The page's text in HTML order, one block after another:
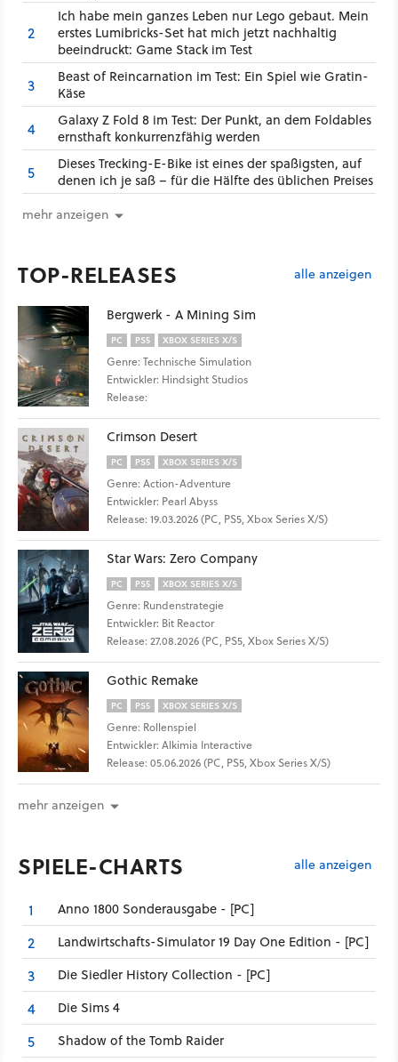
2
Ich habe mein ganzes Leben nur Lego gebaut. Mein
erstes Lumibricks-Set hat mich jetzt nachhaltig
beeindruckt: Game Stack im Test
3
Beast of Reincarnation im Test: Ein Spiel wie Gratin-
Käse
4
Galaxy Z Fold 8 im Test: Der Punkt, an dem Foldables
ernsthaft konkurrenzfähig werden
5
Dieses Trecking-E-Bike ist eines der spaßigsten, auf
denen ich je saß – für die Hälfte des üblichen Preises
mehr anzeigen
TOP-RELEASES alle anzeigen
Bergwerk - A Mining Sim
PC PS5 XBOX SERIES X/S
Genre: Technische Simulation
Entwickler: Hindsight Studios
Release:
Crimson Desert
PC PS5 XBOX SERIES X/S
Genre: Action-Adventure
Entwickler: Pearl Abyss
Release: 19.03.2026 (PC, PS5, Xbox Series X/S)
Star Wars: Zero Company
PC PS5 XBOX SERIES X/S
Genre: Rundenstrategie
Entwickler: Bit Reactor
Release: 27.08.2026 (PC, PS5, Xbox Series X/S)
Gothic Remake
PC PS5 XBOX SERIES X/S
Genre: Rollenspiel
Entwickler: Alkimia Interactive
Release: 05.06.2026 (PC, PS5, Xbox Series X/S)
mehr anzeigen
SPIELE-CHARTS alle anzeigen
1 Anno 1800 Sonderausgabe - [PC]
2 Landwirtschafts-Simulator 19 Day One Edition - [PC]
3 Die Siedler History Collection - [PC]
4 Die Sims 4
5
Shadow of the Tomb Raider